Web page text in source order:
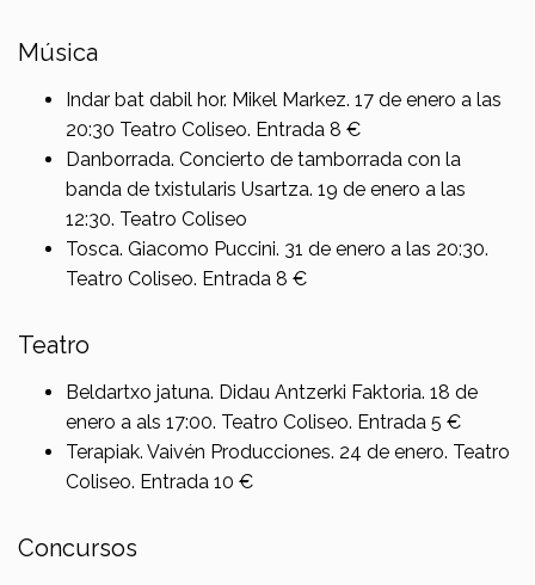
Música
Indar bat dabil hor. Mikel Markez. 17 de enero a las
20:30 Teatro Coliseo. Entrada 8 €
Danborrada. Concierto de tamborrada con la
banda de txistularis Usartza. 19 de enero a las
12:30. Teatro Coliseo
Tosca. Giacomo Puccini. 31 de enero a las 20:30.
Teatro Coliseo. Entrada 8 €
Teatro
Beldartxo jatuna. Didau Antzerki Faktoria. 18 de
enero a als 17:00. Teatro Coliseo. Entrada 5 €
Terapiak. Vaivén Producciones. 24 de enero. Teatro
Coliseo. Entrada 10 €
Concursos